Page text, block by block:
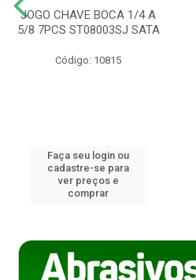
JOGO CHAVE BOCA 1/4 A
5/8 7PCS ST08003SJ SATA
Código: 10815
Faça seu login ou
cadastre-se para
ver preços e
comprar